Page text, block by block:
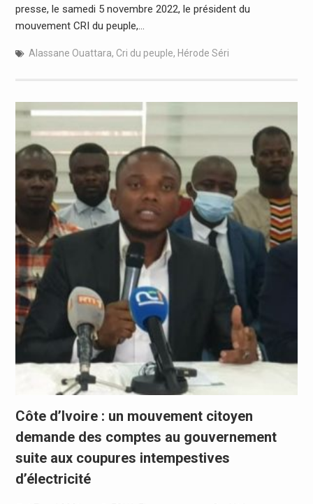
presse, le samedi 5 novembre 2022, le président du
mouvement CRI du peuple,…
Alassane Ouattara, Cri du peuple, Hérode Séri
Côte d’Ivoire : un mouvement citoyen
demande des comptes au gouvernement
suite aux coupures intempestives
d’électricité